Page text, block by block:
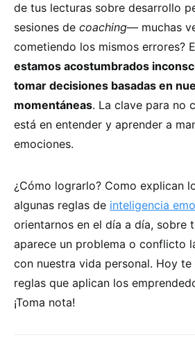
de tus lecturas sobre desarrollo
sesiones de coaching— muchas
cometiendo los mismos errores?
estamos acostumbrados
tomar decisiones basadas en
momentáneas. La clave para no
está en entender y aprender a
emociones.
¿Cómo lograrlo? Como explican
algunas reglas de inteligencia
orientarnos en el día a día, sobre
aparece un problema o conflicto
con nuestra vida personal. Hoy
reglas que aplican los
¡Toma nota!